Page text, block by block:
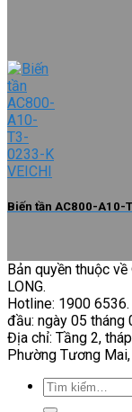
Biến tần AC800-A10-
Bản quyền thuộc về
LONG.
Hotline: 1900
đầu: ngày 05 tháng
Địa chỉ: Tầng 2,
Phường Tương Mai,
Tìm
kiếm: